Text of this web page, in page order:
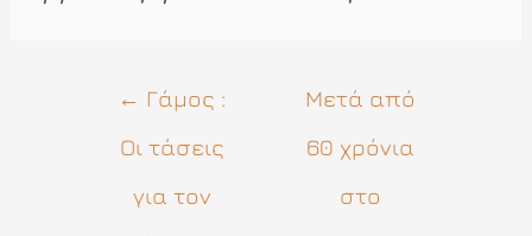
Πλοήγηση
← Γάμος :
Οι τάσεις
για τον
Μετά από
60 χρόνια
στο